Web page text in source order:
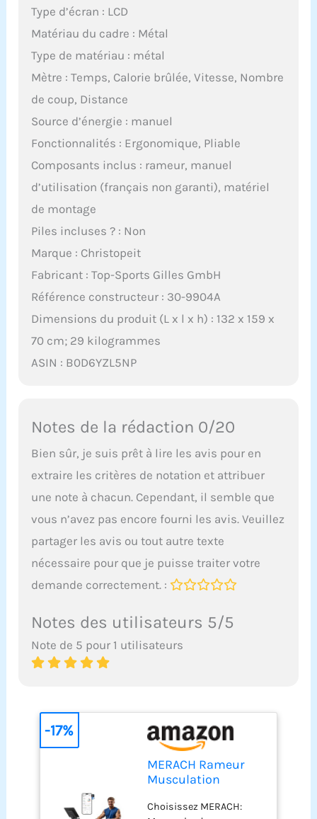
Type d’écran : LCD
Matériau du cadre : Métal
Type de matériau : métal
Mètre : Temps, Calorie brûlée, Vitesse, Nombre
de coup, Distance
Source d’énergie : manuel
Fonctionnalités : Ergonomique, Pliable
Composants inclus : rameur, manuel
d’utilisation (français non garanti), matériel
de montage
Piles incluses ? : Non
Marque : Christopeit
Fabricant : Top-Sports Gilles GmbH
Référence constructeur : 30-9904A
Dimensions du produit (L x l x h) : 132 x 159 x
70 cm; 29 kilogrammes
ASIN : B0D6YZL5NP
Notes de la rédaction 0/20
Bien sûr, je suis prêt à lire les avis pour en
extraire les critères de notation et attribuer
une note à chacun. Cependant, il semble que
vous n’avez pas encore fourni les avis. Veuillez
partager les avis ou tout autre texte
nécessaire pour que je puisse traiter votre
demande correctement. :
Notes des utilisateurs 5/5
Note de 5 pour 1 utilisateurs
MERACH Rameur
Musculation
Niveaux de
Choisissez MERACH:
-17%